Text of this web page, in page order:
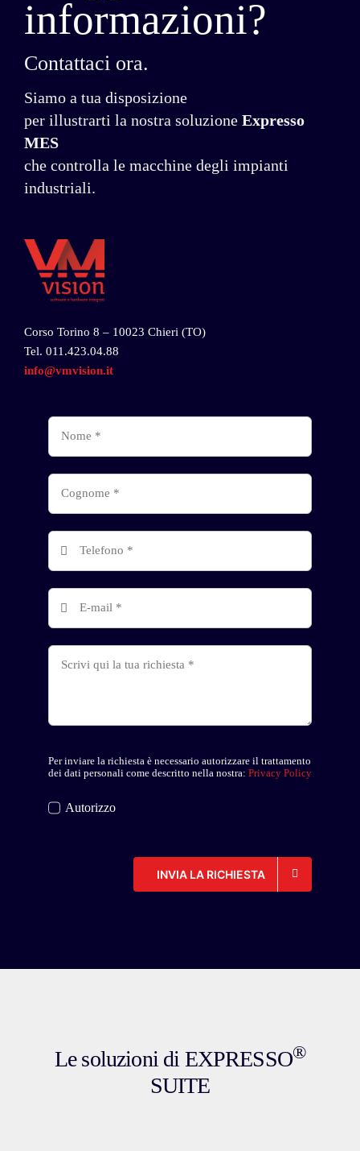
informazioni?
Contattaci ora.
Siamo a tua disposizione
per illustrarti la nostra soluzione Expresso
MES
che controlla le macchine degli impianti
industriali.
Corso Torino 8 – 10023 Chieri (TO)
Tel. 011.423.04.88
info@vmvision.it
Per inviare la richiesta è necessario autorizzare il trattamento
dei dati personali come descritto nella nostra: Privacy Policy
Autorizzo
INVIA LA RICHIESTA
Le soluzioni di EXPRESSO®
SUITE